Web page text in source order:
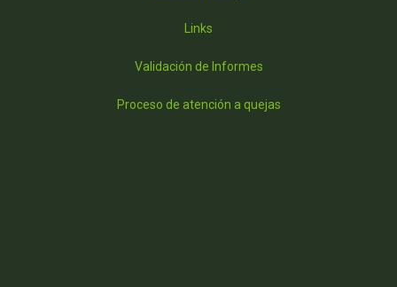
Links
Validación de Informes
Proceso de atención a quejas